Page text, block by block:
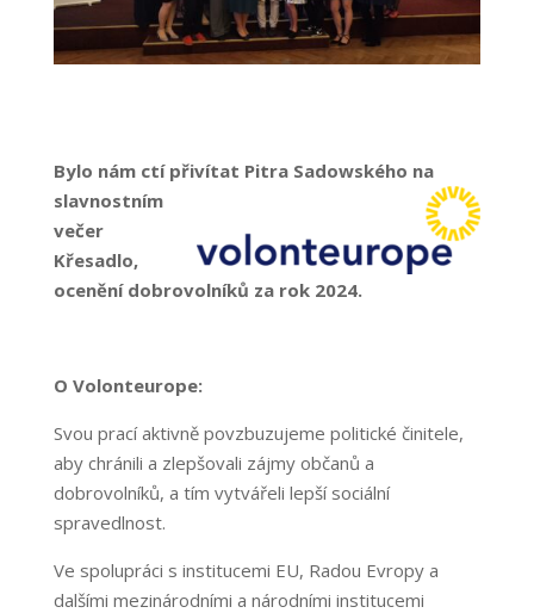
Bylo nám ctí přivítat Pitra Sadowského na
slavnostním
večer
Křesadlo,
ocenění dobrovolníků za rok 2024.
O Volonteurope:
Svou prací aktivně povzbuzujeme politické činitele,
aby chránili a zlepšovali zájmy občanů a
dobrovolníků, a tím vytvářeli lepší sociální
spravedlnost.
Ve spolupráci s institucemi EU, Radou Evropy a
dalšími mezinárodními a národními institucemi